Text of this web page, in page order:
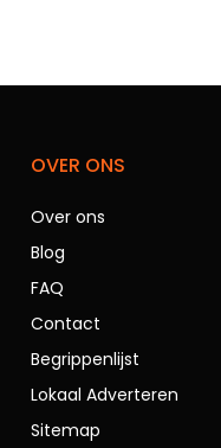
OVER ONS
Over ons
Blog
FAQ
Contact
Begrippenlijst
Lokaal Adverteren
Sitemap